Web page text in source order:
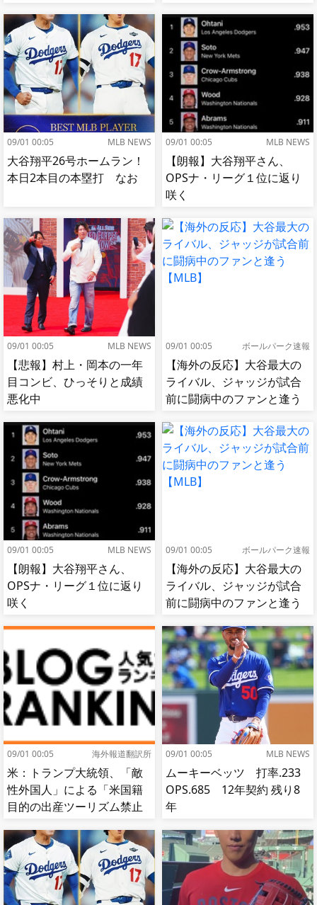
09/01 00:05 MLB NEWS
大谷翔平26号ホームラン！
本日2本目の本塁打 なお
09/01 00:05 MLB NEWS
【朗報】大谷翔平さん、
OPSナ・リーグ１位に返り
咲く
09/01 00:05 MLB NEWS
【悲報】村上・岡本の一年
目コンビ、ひっそりと成績
悪化中
09/01 00:05 ボールパーク速報
【海外の反応】大谷最大の
ライバル、ジャッジが試合
前に闘病中のファンと逢う
09/01 00:05 MLB NEWS
【朗報】大谷翔平さん、
OPSナ・リーグ１位に返り
咲く
09/01 00:05 ボールパーク速報
【海外の反応】大谷最大の
ライバル、ジャッジが試合
前に闘病中のファンと逢う
09/01 00:05 海外報道翻訳所
米：トランプ大統領、「敵
性外国人」による「米国籍
目的の出産ツーリズム禁止
へ[海外の反応]
09/01 00:05 MLB NEWS
ムーキーベッツ 打率.233
OPS.685 12年契約 残り8
年